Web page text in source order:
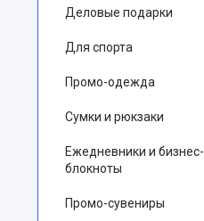
Деловые подарки
Для спорта
Промо-одежда
Сумки и рюкзаки
Ежедневники и бизнес-
блокноты
Промо-сувениры